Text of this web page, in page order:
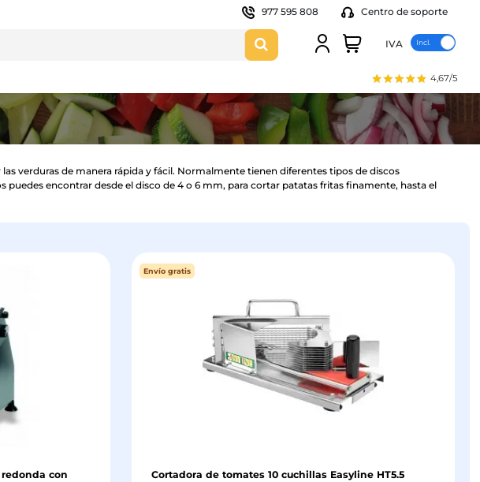
977 595 808 Centro de soporte
IVA
4,67/5
verduras de manera rápida y fácil. Normalmente tienen diferentes tipos de discos
encontrar desde el disco de 4 o 6 mm, para cortar patatas fritas finamente, hasta el
con
Envío gratis
Envío gratis
Cortadora de tomates 10 cuchillas Easyline HT5.5